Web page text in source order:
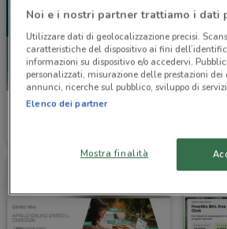
BPER Banca
Noi e i nostri partner trattiamo i dati
Utilizzare dati di geolocalizzazione precisi.
caratteristiche del dispositivo ai fini
informazioni su dispositivo e/o accedervi.
personalizzati, misurazione delle prestazioni
annunci, ricerche sul pubblico, sviluppo di
Elenco dei partner
Mostra finalità